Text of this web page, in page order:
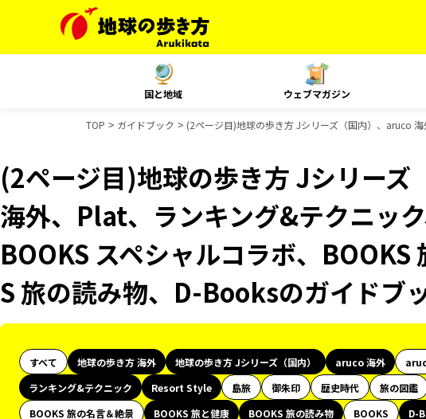
国と地域 ウェブマガジン
TOP ガイドブック (2ページ目)地球の歩き方 Jシリーズ（国内）、aruco
(2ページ目)地球の歩き方 Jシリーズ
海外、Plat、ランキング&テクニッ
BOOKS スペシャルコラボ、BOOKS
S 旅の読み物、D-Booksのガイドブ
すべて 地球の歩き方 海外 地球の歩き方 Jシリーズ（国内） aruco 海外
ランキング&テクニック
Resort Style 島旅 御朱印 歴史時代 旅の図鑑
BOOKS 旅の名言＆絶景
BOOKS 旅と健康 BOOKS 旅の読み物 BOOKS
D-